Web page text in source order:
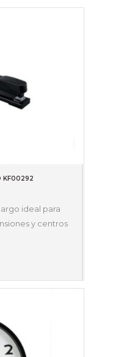
KF00292
ideal para
y centros